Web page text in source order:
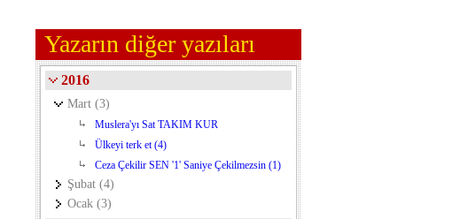
Yazarın diğer yazıları
2016
Mart (3)
Muslera'yı Sat TAKIM KUR
Ülkeyi terk et (4)
Ceza Çekilir SEN '1' Saniye Çekilmezsin (1)
Şubat (4)
Ocak (3)